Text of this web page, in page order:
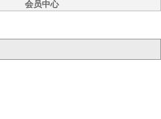
会员中心